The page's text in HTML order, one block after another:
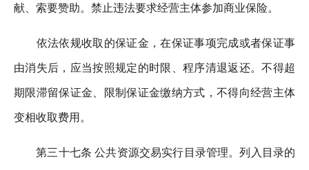
献、索要赞助。禁止违法要求经营主体参加商业保险。
依法依规收取的保证金，在保证事项完成或者保证事
由消失后，应当按照规定的时限、程序清退返还。不得超
期限滞留保证金、限制保证金缴纳方式，不得向经营主体
变相收取费用。
第三十七条 公共资源交易实行目录管理。列入目录的